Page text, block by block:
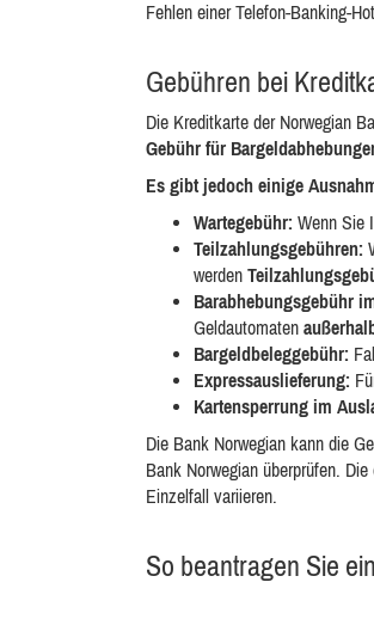
Fehlen einer Telefon-Banking-
Gebühren bei
Die Kreditkarte der Norwegian
Gebühr für
Es gibt jedoch einige
Wartegebühr: Wenn Sie
Teilzahlungsgebühren:
werden
Barabhebungsgebühr
Geldautomaten
Bargeldbeleggebühr:
Expressauslieferung:
Kartensperrung im
Die Bank Norwegian kann die
Bank Norwegian überprüfen.
Einzelfall variieren.
So beantragen Sie